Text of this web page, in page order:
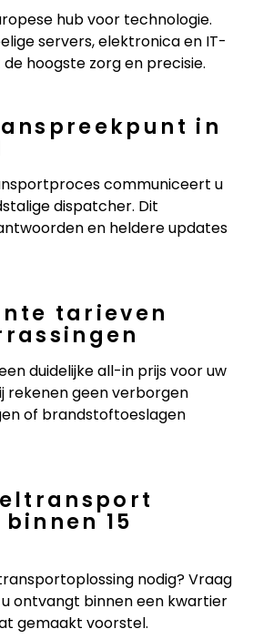
hub voor technologie.
servers, elektronica en IT-
hoogste zorg en precisie.
in
communiceert u
dispatcher. Dit
en heldere updates
tarieven
duidelijke all-in prijs voor uw
rekenen geen verborgen
of brandstoftoeslagen
15
nodig? Vraag
ontvangt binnen een kwartier
gemaakt voorstel.